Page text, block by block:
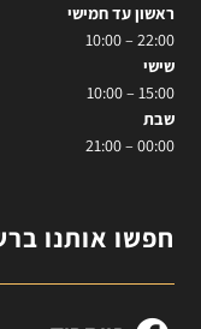
ראשון עד חמישי
22:00 – 10:00
שישי
15:00 – 10:00
שבת
00:00 – 21:00
חפשו אותנו